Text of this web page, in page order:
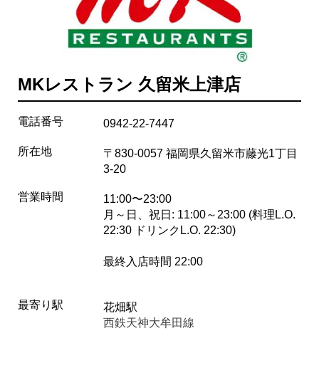
MKレストラン 久留米上津店
電話番号 0942-22-7447
所在地
〒830-0057 福岡県久留米市藤光1丁目
3-20
営業時間
11:00〜23:00
月～日、祝日: 11:00～23:00 (料理L.O.
22:30 ドリンクL.O. 22:30)
最終入店時間 22:00
最寄り駅
花畑駅
西鉄天神大牟田線